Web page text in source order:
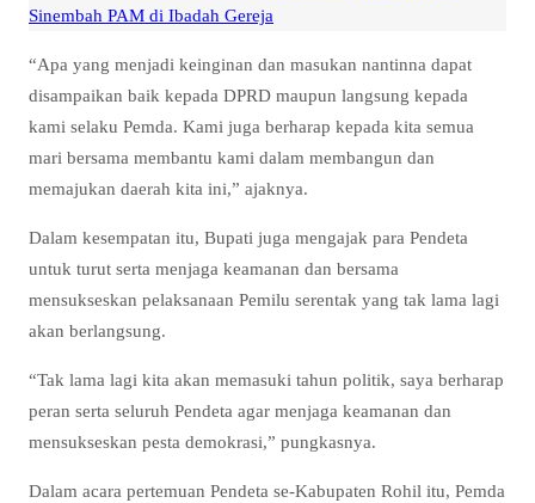
Sinembah PAM di Ibadah Gereja
“Apa yang menjadi keinginan dan masukan nantinna dapat
disampaikan baik kepada DPRD maupun langsung kepada
kami selaku Pemda. Kami juga berharap kepada kita semua
mari bersama membantu kami dalam membangun dan
memajukan daerah kita ini,” ajaknya.
Dalam kesempatan itu, Bupati juga mengajak para Pendeta
untuk turut serta menjaga keamanan dan bersama
mensukseskan pelaksanaan Pemilu serentak yang tak lama lagi
akan berlangsung.
“Tak lama lagi kita akan memasuki tahun politik, saya berharap
peran serta seluruh Pendeta agar menjaga keamanan dan
mensukseskan pesta demokrasi,” pungkasnya.
Dalam acara pertemuan Pendeta se-Kabupaten Rohil itu, Pemda